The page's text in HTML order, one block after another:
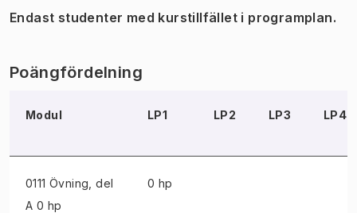
Endast studenter med kurstillfället i programplan.
Poängfördelning
Modul LP1 LP2 LP3 LP4
0111 Övning , del
A 0 hp
0 hp